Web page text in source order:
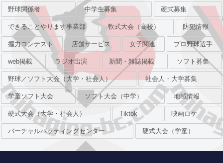
野球関係者 中学生募集 硬式募集
できることやります事業部 軟式大会（高校） 防犯情報
握力コンテスト 店舗サービス 女子関連 プロ野球選手
web掲載 ラジオ出演 新聞・雑誌掲載 ソフト募集
野球／ソフト大会（大学・社会人） 社会人・大学募集
学童ソフト大会 ソフト大会（中学） 地域情報
硬式大会（大学・社会人） Tiktok 映画ロケ
バーチャルバッティングセンター 硬式大会（学童）